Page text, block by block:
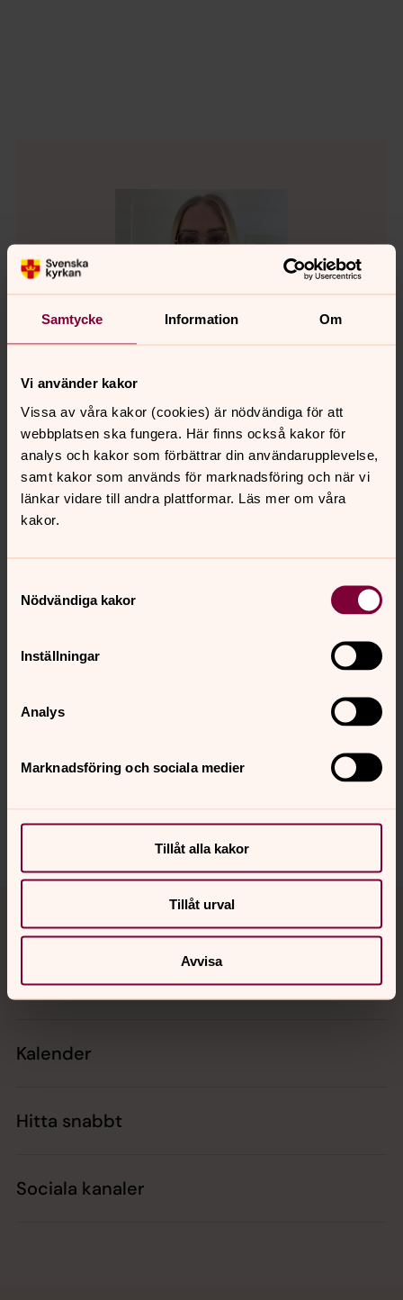
Samtycke Information Om
Vi använder kakor
Vissa av våra kakor (cookies) är nödvändiga för att
webbplatsen ska fungera. Här finns också kakor för
analys och kakor som förbättrar din användarupplevelse,
samt kakor som används för marknadsföring och när vi
länkar vidare till andra plattformar. Läs mer om våra
kakor.
Nödvändiga kakor
Inställningar
Analys
Marknadsföring och sociala medier
Tillåt alla kakor
Tillåt urval
Avvisa
Mikaela Tyell
Diakon, Falkenbergs pastorat
Direkt:
Mer om Mikaela Tyell
innehåll?
falkenbergs.pastorat@svenskakyrkan.se
Kontakt
Kalender
Hitta snabbt
Sociala kanaler